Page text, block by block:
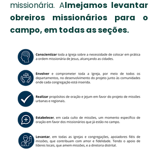
missionária. Almejamos levantar
obreiros missionários para o
campo, em todas as seções.